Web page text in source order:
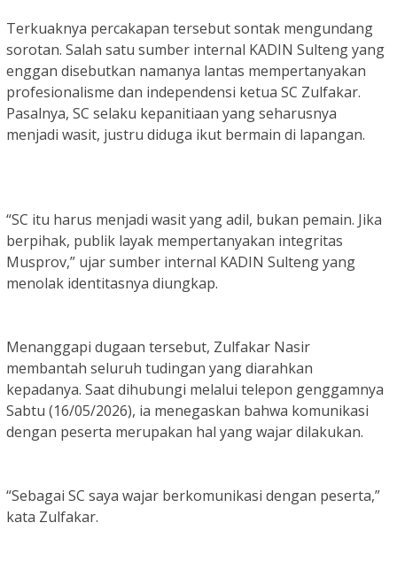
Terkuaknya percakapan tersebut sontak mengundang
sorotan. Salah satu sumber internal KADIN Sulteng yang
enggan disebutkan namanya lantas mempertanyakan
profesionalisme dan independensi ketua SC Zulfakar.
Pasalnya, SC selaku kepanitiaan yang seharusnya
menjadi wasit, justru diduga ikut bermain di lapangan.
“SC itu harus menjadi wasit yang adil, bukan pemain. Jika
berpihak, publik layak mempertanyakan integritas
Musprov,” ujar sumber internal KADIN Sulteng yang
menolak identitasnya diungkap.
Menanggapi dugaan tersebut, Zulfakar Nasir
membantah seluruh tudingan yang diarahkan
kepadanya. Saat dihubungi melalui telepon genggamnya
Sabtu (16/05/2026), ia menegaskan bahwa komunikasi
dengan peserta merupakan hal yang wajar dilakukan.
“Sebagai SC saya wajar berkomunikasi dengan peserta,”
kata Zulfakar.